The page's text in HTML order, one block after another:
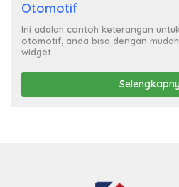
Otomotif
Ini adalah contoh keterangan
otomotif, anda bisa dengan
widget.